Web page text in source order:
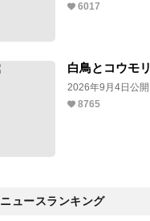
6017
白鳥とコウモリ
2026年9月4日公開
8765
ニュースランキング